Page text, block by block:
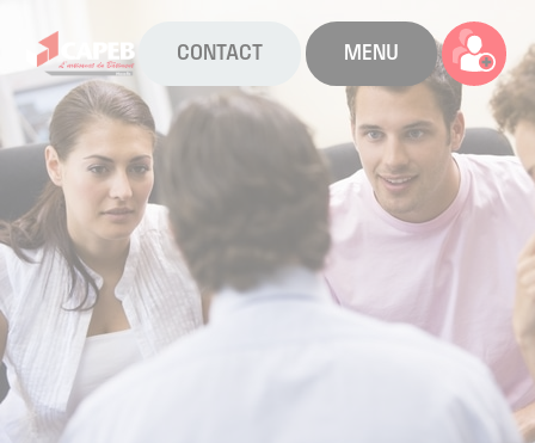
CONTACT MENU
La CAPEB
Nos services
Agenda
Actualités
Boîte à outils